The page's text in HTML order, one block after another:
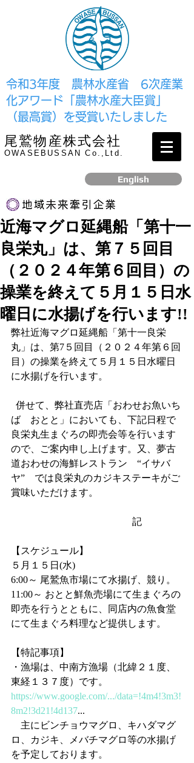
​令和3年度 農林水産省 6次産業
化アワード「農林水産大臣賞」
（最高賞）を受賞いたしました
尾鷲物産株式会社
OWASEBUSSAN Co.,Ltd.
English
リンク
​2017年12月、経済産業省より認定されました
近海マグロ延縄船「第十一
良栄丸」は、第７５回目
（２０２４年第６回目）の
操業を終えて５月１５日水
曜日に水揚げを行います!!
弊社近海マグロ延縄船「第十一良栄
丸」は、第7５回目（２０２４年第６回
目）の操業を終えて５月１５日水曜日
に水揚げを行います。
併せて、弊社直売店「おわせお魚いち
ば　おとと」においても、下記日程で
良栄丸生まぐろの即売会等を行います
ので、ご案内申し上げます。又、夢古
道おわせの海鮮レストラン　“イサバ
ヤ”　では良栄丸のカジキステーキがご
賞味いただけます。
記
【スケジュール】
５月１５日(水)
6:00～ 尾鷲魚市場にて水揚げ、競り。
11:00～ おとと鮮魚売場にて生まぐろの
即売を行うとともに、同店内の魚食堂
にて生まぐろ料理など提供します。
【特記事項】
・漁場は、中南方漁場（北緯２１度、
東経１３７度）です。
https://www.google.com/.../data=!4m4!3m3!
8m2!3d21!4d137...
主にビンチョウマグロ、キハダマグ
ロ、カジキ、メバチマグロ等の水揚げ
を予定しております。